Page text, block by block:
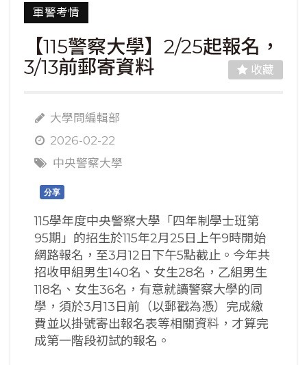
軍警考情
【115警察大學】2/25起報名，
3/13前郵寄資料
收藏
大學問編輯部
2026-02-22
中央警察大學
分享
115學年度中央警察大學「四年制學士班第
95期」的招生於115年2月25日上午9時開始
網路報名，至3月12日下午5點截止。今年共
招收甲組男生140名、女生28名，乙組男生
118名、女生36名，有意就讀警察大學的同
學，須於3月13日前（以郵戳為憑）完成繳
費並以掛號寄出報名表等相關資料，才算完
成第一階段初試的報名。